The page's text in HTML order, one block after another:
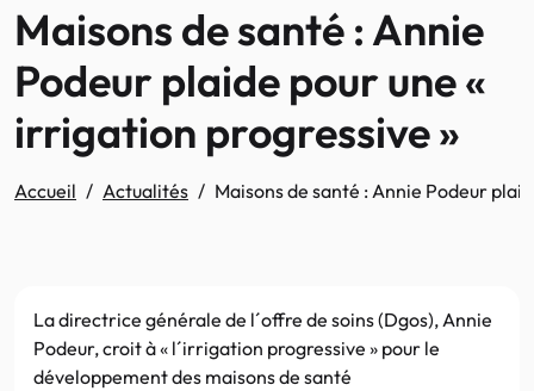
Maisons de santé : Annie
Podeur plaide pour une «
irrigation progressive »
Accueil Actualités Maisons de santé : Annie Podeur
La directrice générale de l´offre de soins (Dgos), Annie
Podeur, croit à « l´irrigation progressive » pour le
développement des maisons de santé